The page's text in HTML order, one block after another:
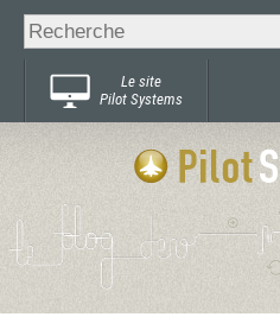
Chercher par
Recherche
avancée…
Le site
Pilot Systems